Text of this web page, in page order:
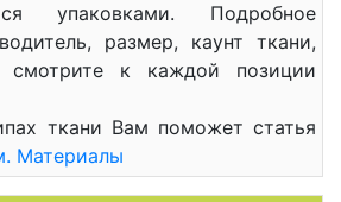
упаковками. Подробное
размер, каунт ткани,
к каждой позиции
ткани Вам поможет статья
Материалы